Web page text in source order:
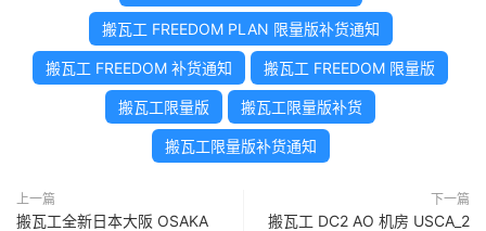
搬瓦工 FREEDOM PLAN 限量版补货通知
搬瓦工 FREEDOM 补货通知 搬瓦工 FREEDOM 限量版
搬瓦工限量版 搬瓦工限量版补货
搬瓦工限量版补货通知
上一篇
搬瓦工全新日本大阪 OSAKA
下一篇
搬瓦工 DC2 AO 机房 USCA_2